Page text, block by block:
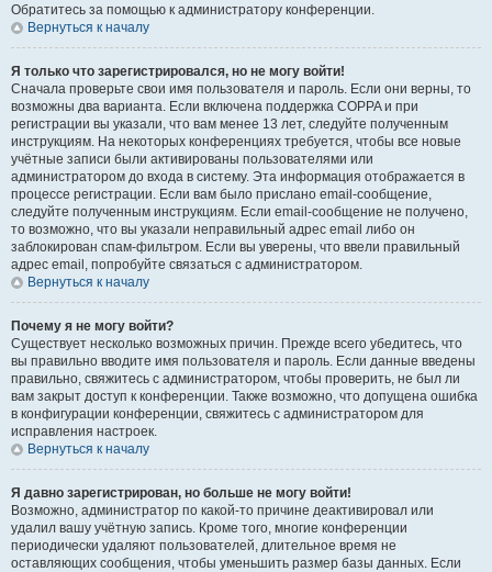
Обратитесь за помощью к администратору конференции.
Вернуться к началу
Я только что зарегистрировался, но не могу войти!
Сначала проверьте свои имя пользователя и пароль. Если они верны, то
возможны два варианта. Если включена поддержка COPPA и при
регистрации вы указали, что вам менее 13 лет, следуйте полученным
инструкциям. На некоторых конференциях требуется, чтобы все новые
учётные записи были активированы пользователями или
администратором до входа в систему. Эта информация отображается в
процессе регистрации. Если вам было прислано email-сообщение,
следуйте полученным инструкциям. Если email-сообщение не получено,
то возможно, что вы указали неправильный адрес email либо он
заблокирован спам-фильтром. Если вы уверены, что ввели правильный
адрес email, попробуйте связаться с администратором.
Вернуться к началу
Почему я не могу войти?
Существует несколько возможных причин. Прежде всего убедитесь, что
вы правильно вводите имя пользователя и пароль. Если данные введены
правильно, свяжитесь с администратором, чтобы проверить, не был ли
вам закрыт доступ к конференции. Также возможно, что допущена ошибка
в конфигурации конференции, свяжитесь с администратором для
исправления настроек.
Вернуться к началу
Я давно зарегистрирован, но больше не могу войти!
Возможно, администратор по какой-то причине деактивировал или
удалил вашу учётную запись. Кроме того, многие конференции
периодически удаляют пользователей, длительное время не
оставляющих сообщения, чтобы уменьшить размер базы данных. Если